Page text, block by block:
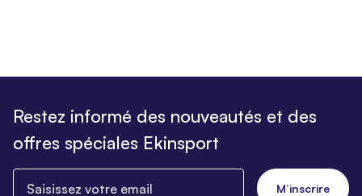
Restez informé des nouveautés et des
offres spéciales Ekinsport
M’inscrire